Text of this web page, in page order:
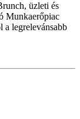
üzleti és
Munkaerőpiac
a legrelevánsabb